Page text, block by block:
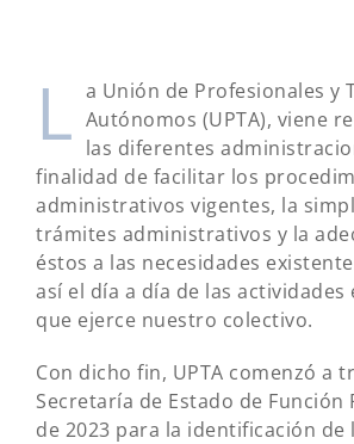
L a Unión de Profesionales y
Autónomos (UPTA), viene
las diferentes
finalidad de facilitar los
administrativos vigentes, la
trámites administrativos y la
éstos a las necesidades
así el día a día de las actividades
que ejerce nuestro colectivo.
Con dicho fin, UPTA comenzó a
Secretaría de Estado de Función
de 2023 para la identificación de